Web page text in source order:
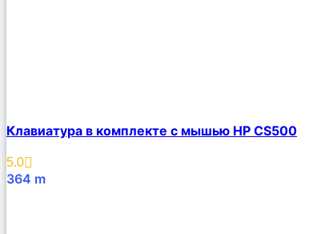
Клавиатура в комплекте с мышью HP CS500
5.0
364 m